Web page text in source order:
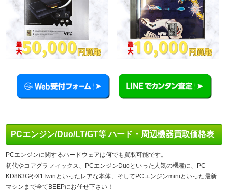
PCエンジン/Duo/LT/GT等 ハード・周辺機器買取価格表
PCエンジンに関するハードウェアは何でも買取可能です。
初代やコアグラフィックス、PCエンジンDuoといった人気の機種に、PC-
KD863GやX1Twinといったレアな本体、そしてPCエンジンminiといった最新
マシンまで全てBEEPにお任せ下さい！